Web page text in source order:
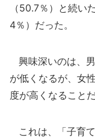
（50.7％）と続い
4％）だった。
興味深いのは、
が低くなるが、女
度が高くなること
これは、「子育